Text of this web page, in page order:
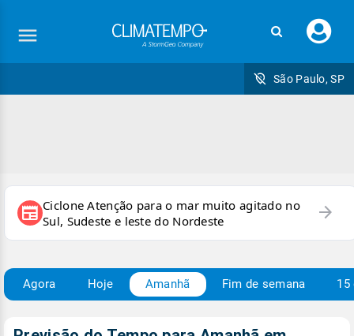
seu
São Paulo, SP
newspaper Ciclone Atenção para o mar muito agitado no
Sul, Sudeste e leste do Nordeste
arrow_forward
Agora Hoje Amanhã Fim de semana 15